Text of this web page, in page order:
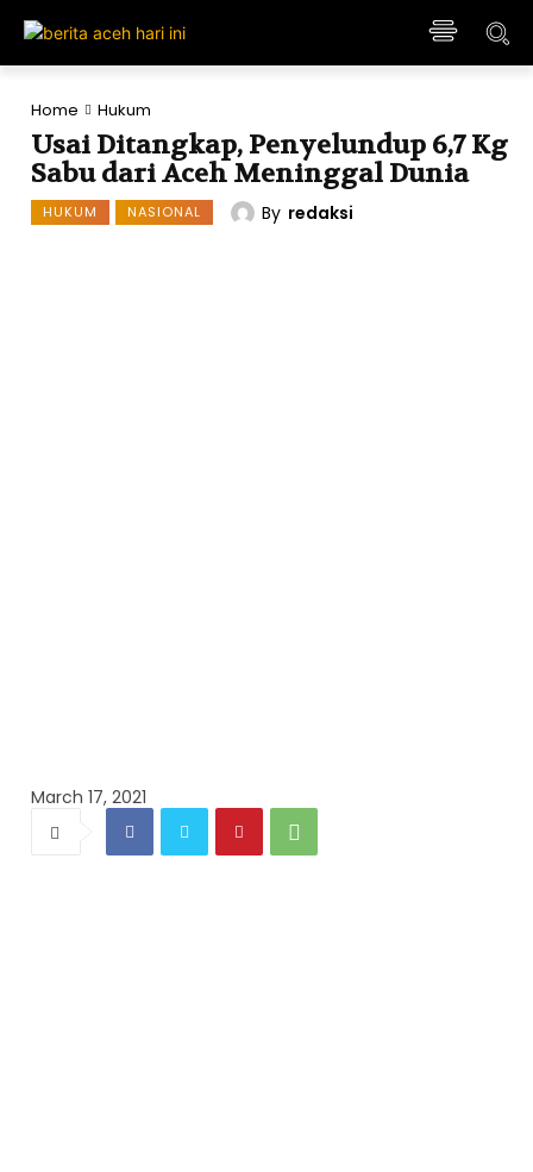
Home Hukum
Usai Ditangkap, Penyelundup 6,7 Kg
Sabu dari Aceh Meninggal Dunia
HUKUM NASIONAL By redaksi
March 17, 2021